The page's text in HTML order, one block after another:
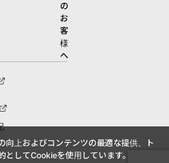
の
お
客
様
へ
向上およびコンテンツの最適な提供、ト
としてCookieを使用しています。